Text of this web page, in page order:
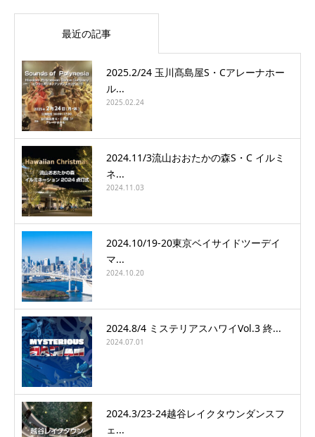
最近の記事
2025.2/24 玉川髙島屋S・Cアレーナホー
ル...
2025.02.24
2024.11/3流山おおたかの森S・C イルミ
ネ...
2024.11.03
2024.10/19-20東京ベイサイドツーデイ
マ...
2024.10.20
2024.8/4 ミステリアスハワイVol.3 終...
2024.07.01
2024.3/23-24越谷レイクタウンダンスフ
ェ...